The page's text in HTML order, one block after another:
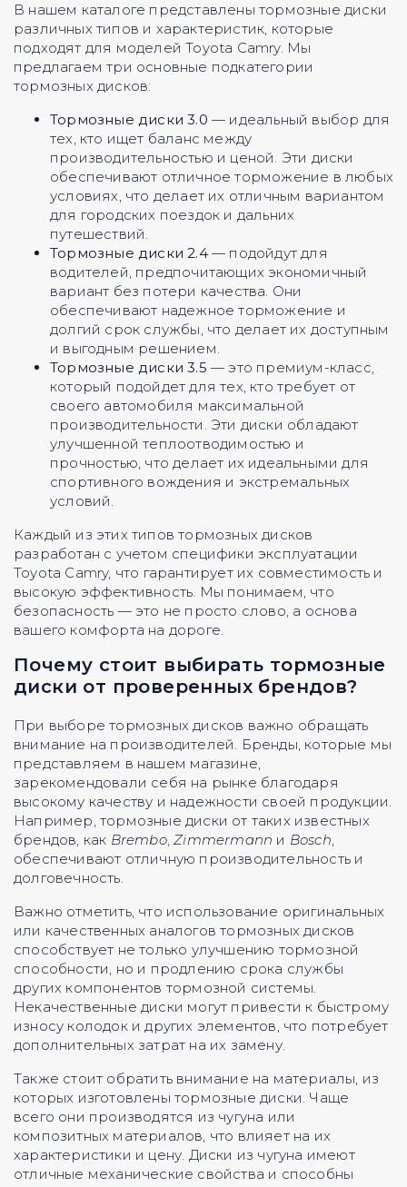
В нашем каталоге представлены тормозные диски
различных типов и характеристик, которые
подходят для моделей Toyota Camry. Мы
предлагаем три основные подкатегории
тормозных дисков:
Тормозные диски 3.0 — идеальный выбор для
тех, кто ищет баланс между
производительностью и ценой. Эти диски
обеспечивают отличное торможение в любых
условиях, что делает их отличным вариантом
для городских поездок и дальних
путешествий.
Тормозные диски 2.4— подойдут для
водителей, предпочитающих экономичный
вариант без потери качества. Они
обеспечивают надежное торможение и
долгий срок службы, что делает их доступным
и выгодным решением.
Тормозные диски 3.5 — это премиум-класс,
который подойдет для тех, кто требует от
своего автомобиля максимальной
производительности. Эти диски обладают
улучшенной теплоотводимостью и
прочностью, что делает их идеальными для
спортивного вождения и экстремальных
условий.
Каждый из этих типов тормозных дисков
разработан с учетом специфики эксплуатации
Toyota Camry, что гарантирует их совместимость и
высокую эффективность. Мы понимаем, что
безопасность — это не просто слово, а основа
вашего комфорта на дороге.
Почему стоит выбирать тормозные
диски от проверенных брендов?
При выборе тормозных дисков важно обращать
внимание на производителей. Бренды, которые мы
представляем в нашем магазине,
зарекомендовали себя на рынке благодаря
высокому качеству и надежности своей продукции.
Например, тормозные диски от таких известных
брендов, как Brembo,Zimmermann и Bosch,
обеспечивают отличную производительность и
долговечность.
Важно отметить, что использование оригинальных
или качественных аналогов тормозных дисков
способствует не только улучшению тормозной
способности, но и продлению срока службы
других компонентов тормозной системы.
Некачественные диски могут привести к быстрому
износу колодок и других элементов, что потребует
дополнительных затрат на их замену.
Также стоит обратить внимание на материалы, из
которых изготовлены тормозные диски. Чаще
всего они производятся из чугуна или
композитных материалов, что влияет на их
характеристики и цену. Диски из чугуна имеют
отличные механические свойства и способны